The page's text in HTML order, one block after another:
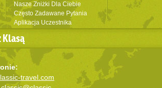
Nasze Zniżki Dla Ciebie
Często Zadawane Pytania
Aplikacja Uczestnika
Klasą
travel.com